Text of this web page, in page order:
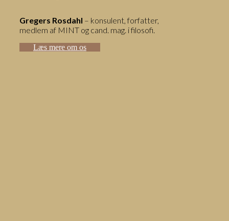
Gregers Rosdahl – konsulent, forfatter,
medlem af MINT og cand. mag. i filosofi.
Læs mere om os